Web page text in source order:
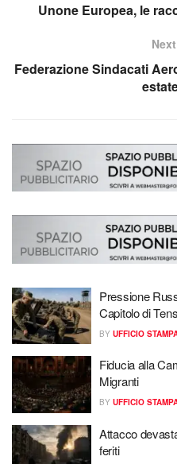
Unone Europea, le
Federazione Sindacati
Pressione
Capitolo di
BY UFFICIO
Fiducia alla
Migranti
BY UFFICIO
Attacco
feriti